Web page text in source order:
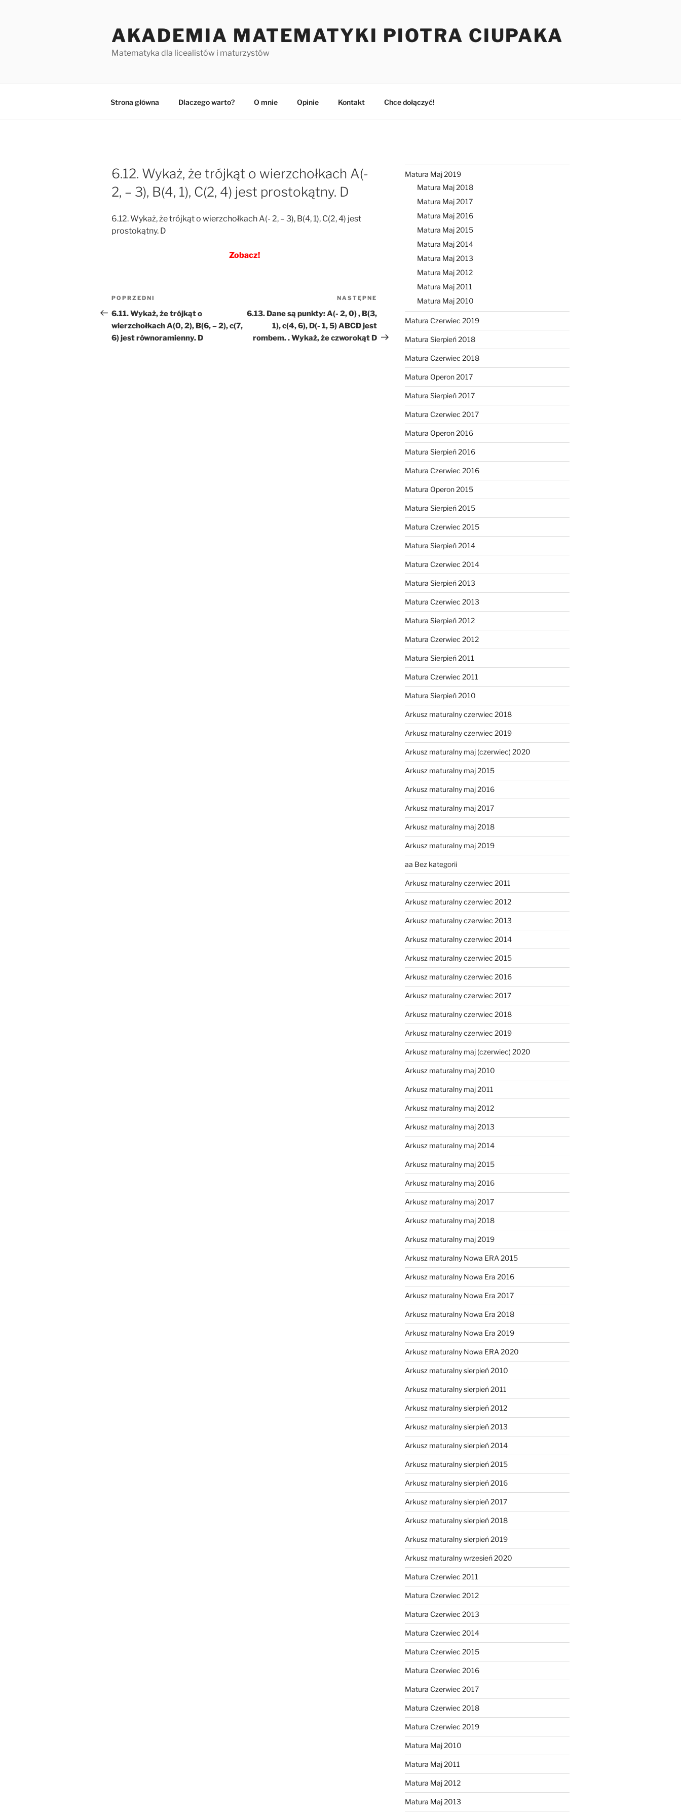
AKADEMIA MATEMATYKI PIOTRA CIUPAKA
Matematyka dla licealistów i maturzystów
Strona główna Dlaczego warto? O mnie Opinie Kontakt Chce dołączyć!
6.12. Wykaż, że trójkąt o wierzchołkach A(-
2, – 3), B(4, 1), C(2, 4) jest prostokątny. D
6.12. Wykaż, że trójkąt o wierzchołkach A(- 2, – 3), B(4, 1), C(2, 4) jest
prostokątny. D
Zobacz!
Nawigacja
wpisu
Poprzedni
wpis
POPRZEDNI
6.11. Wykaż, że trójkąt o
wierzchołkach A(0, 2), B(6, – 2), c(7,
6) jest równoramienny. D
NASTĘPNE
6.13. Dane są punkty: A(- 2, 0) , B(3,
1), c(4, 6), D(- 1, 5) ABCD jest
rombem. . Wykaż, że czworokąt D
Matura Maj 2019
Matura Maj 2018
Matura Maj 2017
Matura Maj 2016
Matura Maj 2015
Matura Maj 2014
Matura Maj 2013
Matura Maj 2012
Matura Maj 2011
Matura Maj 2010
Matura Czerwiec 2019
Matura Sierpień 2018
Matura Czerwiec 2018
Matura Operon 2017
Matura Sierpień 2017
Matura Czerwiec 2017
Matura Operon 2016
Matura Sierpień 2016
Matura Czerwiec 2016
Matura Operon 2015
Matura Sierpień 2015
Matura Czerwiec 2015
Matura Sierpień 2014
Matura Czerwiec 2014
Matura Sierpień 2013
Matura Czerwiec 2013
Matura Sierpień 2012
Matura Czerwiec 2012
Matura Sierpień 2011
Matura Czerwiec 2011
Matura Sierpień 2010
Arkusz maturalny czerwiec 2018
Arkusz maturalny czerwiec 2019
Arkusz maturalny maj (czerwiec) 2020
Arkusz maturalny maj 2015
Arkusz maturalny maj 2016
Arkusz maturalny maj 2017
Arkusz maturalny maj 2018
Arkusz maturalny maj 2019
aa Bez kategorii
Arkusz maturalny czerwiec 2011
Arkusz maturalny czerwiec 2012
Arkusz maturalny czerwiec 2013
Arkusz maturalny czerwiec 2014
Arkusz maturalny czerwiec 2015
Arkusz maturalny czerwiec 2016
Arkusz maturalny czerwiec 2017
Arkusz maturalny czerwiec 2018
Arkusz maturalny czerwiec 2019
Arkusz maturalny maj (czerwiec) 2020
Arkusz maturalny maj 2010
Arkusz maturalny maj 2011
Arkusz maturalny maj 2012
Arkusz maturalny maj 2013
Arkusz maturalny maj 2014
Arkusz maturalny maj 2015
Arkusz maturalny maj 2016
Arkusz maturalny maj 2017
Arkusz maturalny maj 2018
Arkusz maturalny maj 2019
Arkusz maturalny Nowa ERA 2015
Arkusz maturalny Nowa Era 2016
Arkusz maturalny Nowa Era 2017
Arkusz maturalny Nowa Era 2018
Arkusz maturalny Nowa Era 2019
Arkusz maturalny Nowa ERA 2020
Arkusz maturalny sierpień 2010
Arkusz maturalny sierpień 2011
Arkusz maturalny sierpień 2012
Arkusz maturalny sierpień 2013
Arkusz maturalny sierpień 2014
Arkusz maturalny sierpień 2015
Arkusz maturalny sierpień 2016
Arkusz maturalny sierpień 2017
Arkusz maturalny sierpień 2018
Arkusz maturalny sierpień 2019
Arkusz maturalny wrzesień 2020
Matura Czerwiec 2011
Matura Czerwiec 2012
Matura Czerwiec 2013
Matura Czerwiec 2014
Matura Czerwiec 2015
Matura Czerwiec 2016
Matura Czerwiec 2017
Matura Czerwiec 2018
Matura Czerwiec 2019
Matura Maj 2010
Matura Maj 2011
Matura Maj 2012
Matura Maj 2013